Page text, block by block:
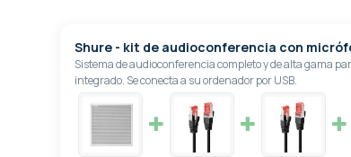
Shure - kit de audioconferencia con
Sistema de audioconferencia completo y de alta gama
integrado. Se conecta a su ordenador por USB.